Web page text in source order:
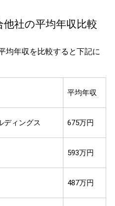
他社の平均年収比較
均年収を比較すると下記に
平均年収
ディングス 675万円
593万円
487万円